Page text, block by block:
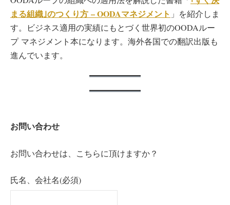
まる組織｣のつくり方 – OODAマネジメント 」を紹介しま
す。ビジネス適用の実績にもとづく世界初のOODAルー
プ マネジメント本になります。海外各国での翻訳出版も
進んでいます。
お問い合わせ
お問い合わせは、こちらに頂けますか？
氏名、会社名(必須)